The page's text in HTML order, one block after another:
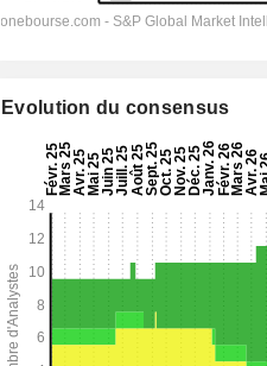
Evolution du consensus